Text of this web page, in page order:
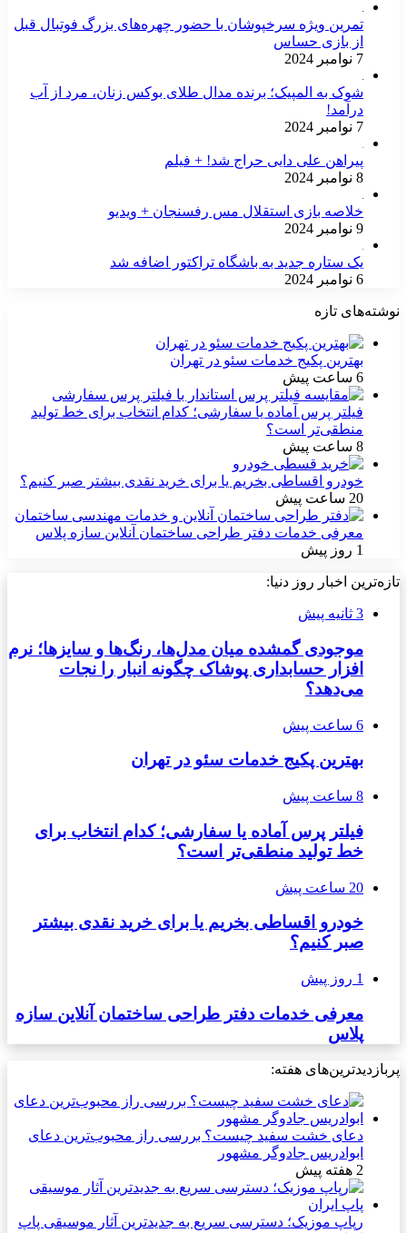
تمرین ویژه سرخپوشان با حضور چهره‌های بزرگ فوتبال قبل
از بازی حساس
7 نوامبر 2024
شوک به المپیک؛ برنده مدال طلای بوکس زنان، مرد از آب
درآمد!
7 نوامبر 2024
پیراهن علی دایی حراج شد! + فیلم
8 نوامبر 2024
خلاصه بازی استقلال مس رفسنجان + ویدیو
9 نوامبر 2024
یک ستاره جدید به باشگاه تراکتور اضافه شد
6 نوامبر 2024
نوشته‌های تازه
بهترین پکیج خدمات سئو در تهران
6 ساعت پیش
فیلتر پرس آماده یا سفارشی؛ کدام انتخاب برای خط تولید
منطقی‌تر است؟
8 ساعت پیش
خودرو اقساطی بخریم یا برای خرید نقدی بیشتر صبر کنیم؟
20 ساعت پیش
معرفی خدمات دفتر طراحی ساختمان آنلاین سازه پلاس
1 روز پیش
تازه‌ترین اخبار روز دنیا:
3 ثانیه پیش
موجودی گمشده میان مدل‌ها، رنگ‌ها و سایزها؛ نرم
افزار حسابداری پوشاک چگونه انبار را نجات
می‌دهد؟
6 ساعت پیش
بهترین پکیج خدمات سئو در تهران
8 ساعت پیش
فیلتر پرس آماده یا سفارشی؛ کدام انتخاب برای
خط تولید منطقی‌تر است؟
20 ساعت پیش
خودرو اقساطی بخریم یا برای خرید نقدی بیشتر
صبر کنیم؟
1 روز پیش
معرفی خدمات دفتر طراحی ساختمان آنلاین سازه
پلاس
پربازدیدترین‌های هفته:
دعای خشت سفید چیست؟ بررسی راز محبوب‌ترین دعای
ابوادریس جادوگر مشهور
2 هفته پیش
رپاپ موزیک؛ دسترسی سریع به جدیدترین آثار موسیقی پاپ